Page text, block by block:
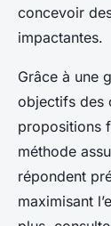
concevoir
impactantes.
Grâce à une
objectifs des
propositions
méthode
répondent
maximisant